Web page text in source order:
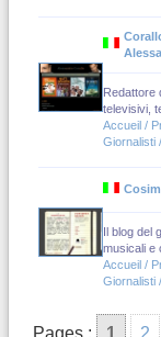
Redattore
televisivi,
Accueil /
Giornalisti /
Il blog
musicali e
Accueil /
Giornalisti /